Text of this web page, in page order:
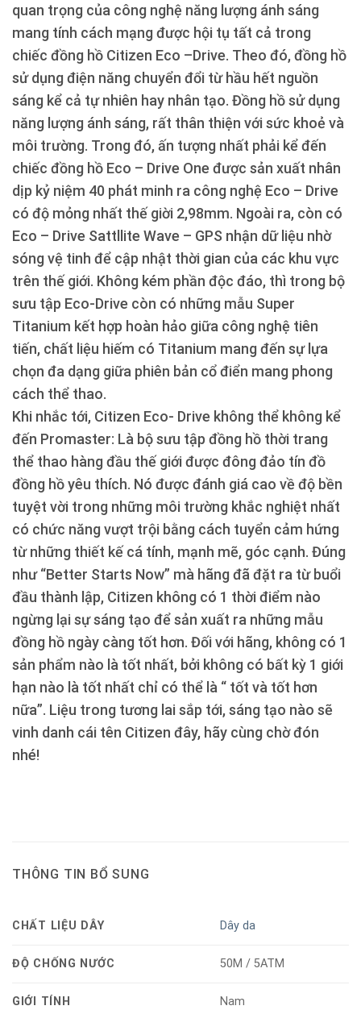
quan trọng của công nghệ năng lượng ánh sáng
mang tính cách mạng được hội tụ tất cả trong
chiếc đồng hồ Citizen Eco –Drive. Theo đó, đồng hồ
sử dụng điện năng chuyển đổi từ hầu hết nguồn
sáng kể cả tự nhiên hay nhân tạo. Đồng hồ sử dụng
năng lượng ánh sáng, rất thân thiện với sức khoẻ và
môi trường. Trong đó, ấn tượng nhất phải kể đến
chiếc đồng hồ Eco – Drive One được sản xuất nhân
dịp kỷ niệm 40 phát minh ra công nghệ Eco – Drive
có độ mỏng nhất thế giời 2,98mm. Ngoài ra, còn có
Eco – Drive Sattllite Wave – GPS nhận dữ liệu nhờ
sóng vệ tinh để cập nhật thời gian của các khu vực
trên thế giới. Không kém phần độc đáo, thì trong bộ
sưu tập Eco-Drive còn có những mẫu Super
Titanium kết hợp hoàn hảo giữa công nghệ tiên
tiến, chất liệu hiếm có Titanium mang đến sự lựa
chọn đa dạng giữa phiên bản cổ điển mang phong
cách thể thao.
Khi nhắc tới, Citizen Eco- Drive không thể không kể
đến Promaster: Là bộ sưu tập đồng hồ thời trang
thể thao hàng đầu thế giới được đông đảo tín đồ
đồng hồ yêu thích. Nó được đánh giá cao về độ bền
tuyệt vời trong những môi trường khắc nghiệt nhất
có chức năng vượt trội bằng cách tuyển cảm hứng
từ những thiết kế cá tính, mạnh mẽ, góc cạnh. Đúng
như “Better Starts Now” mà hãng đã đặt ra từ buổi
đầu thành lập, Citizen không có 1 thời điểm nào
ngừng lại sự sáng tạo để sản xuất ra những mẫu
đồng hồ ngày càng tốt hơn. Đối với hãng, không có 1
sản phẩm nào là tốt nhất, bởi không có bất kỳ 1 giới
hạn nào là tốt nhất chỉ có thể là “ tốt và tốt hơn
nữa”. Liệu trong tương lai sắp tới, sáng tạo nào sẽ
vinh danh cái tên Citizen đây, hãy cùng chờ đón
nhé!
THÔNG TIN BỔ SUNG
CHẤT LIỆU DÂY Dây da
ĐỘ CHỐNG NƯỚC 50M / 5ATM
GIỚI TÍNH Nam